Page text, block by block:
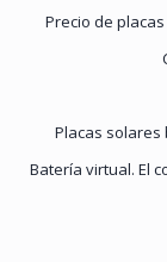
Precio de
Placas solares
Batería virtual. El